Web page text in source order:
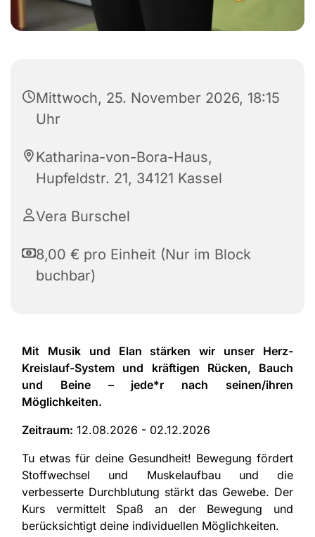
Mittwoch, 25. November 2026, 18:15
Uhr
Katharina-von-Bora-Haus,
Hupfeldstr. 21, 34121 Kassel
Vera Burschel
8,00 € pro Einheit (Nur im Block
buchbar)
Mit Musik und Elan stärken wir unser Herz-
Kreislauf-System und kräftigen Rücken, Bauch
und Beine – jede*r nach seinen/ihren
Möglichkeiten.
Zeitraum: 12.08.2026 - 02.12.2026
Tu etwas für deine Gesundheit! Bewegung fördert
Stoffwechsel und Muskelaufbau und die
verbesserte Durchblutung stärkt das Gewebe. Der
Kurs vermittelt Spaß an der Bewegung und
berücksichtigt deine individuellen Möglichkeiten.